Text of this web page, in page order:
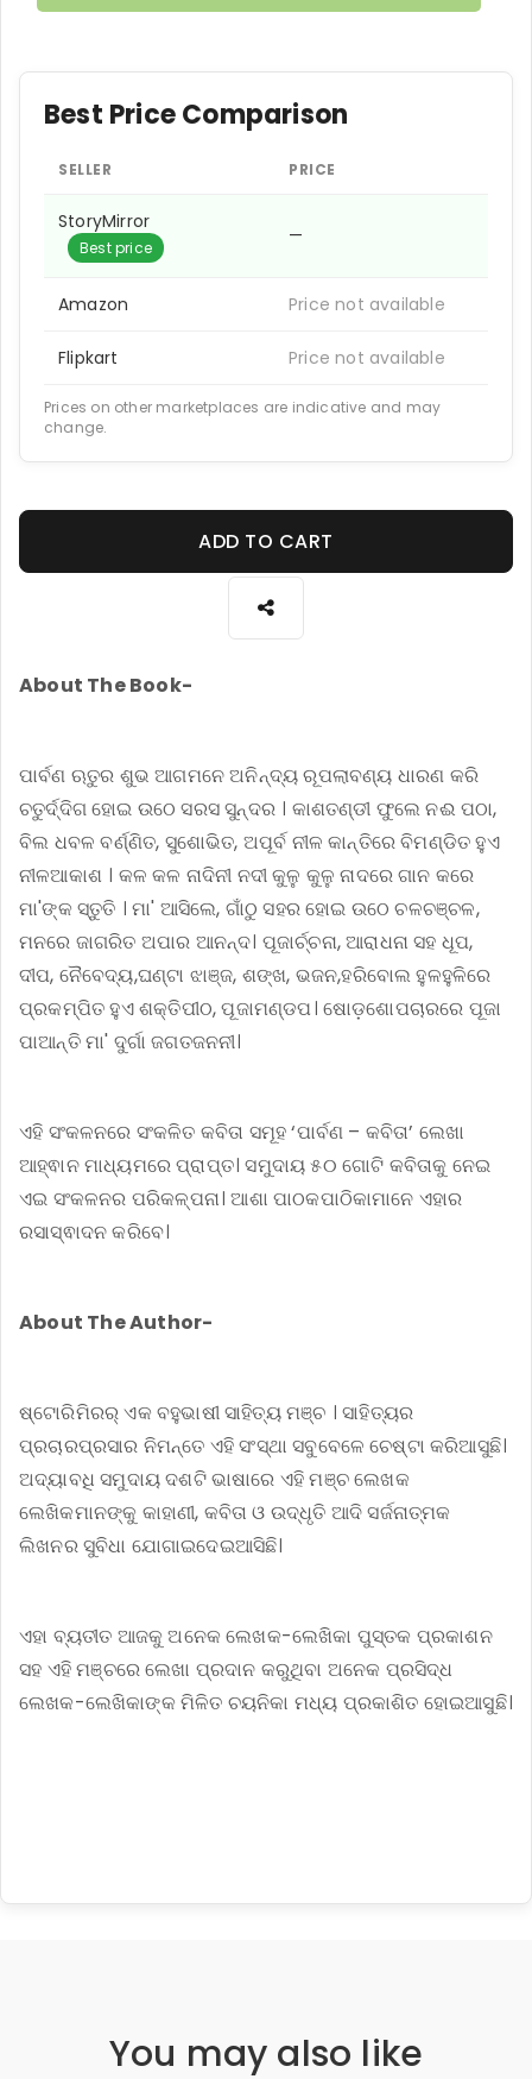
Best Price Comparison
SELLER PRICE
StoryMirror
Best price
—
Amazon Price not available
Flipkart Price not available
Prices on other marketplaces are indicative and may
change.
ADD TO CART
About The Book-
ପାର୍ବଣ ଋତୁର ଶୁଭ ଆଗମନେ ଅନିନ୍ଦ୍ୟ ରୂପଲାବଣ୍ୟ ଧାରଣ କରି
ଚତୁର୍ଦ୍ଦିଗ ହୋଇ ଉଠେ ସରସ ସୁନ୍ଦର । କାଶତଣ୍ଡୀ ଫୁଲେ ନଈ ପଠା,
ବିଲ ଧବଳ ବର୍ଣ୍ଣିତ, ସୁଶୋଭିତ, ଅପୂର୍ବ ନୀଳ କାନ୍ତିରେ ବିମଣ୍ଡିତ ହୁଏ
ନୀଳଆକାଶ । କଳ କଳ ନାଦିନୀ ନଦୀ କୁଳୁ କୁଳୁ ନାଦରେ ଗାନ କରେ
ମା'ଙ୍କ ସ୍ତୁତି । ମା' ଆସିଲେ, ଗାଁଠୁ ସହର ହୋଇ ଉଠେ ଚଳଚଞ୍ଚଳ,
ମନରେ ଜାଗରିତ ଅପାର ଆନନ୍ଦ। ପୂଜାର୍ଚ୍ଚନା, ଆରାଧନା ସହ ଧୂପ,
ଦୀପ, ନୈବେଦ୍ୟ,ଘଣ୍ଟା ଝାଞ୍ଜ, ଶଙ୍ଖ, ଭଜନ,ହରିବୋଲ ହୁଳହୁଳିରେ
ପ୍ରକମ୍ପିତ ହୁଏ ଶକ୍ତିପୀଠ, ପୂଜାମଣ୍ଡପ। ଷୋଡ଼ଶୋପଚାରରେ ପୂଜା
ପାଆନ୍ତି ମା' ଦୁର୍ଗା ଜଗତଜନନୀ।
ଏହି ସଂକଳନରେ ସଂକଳିତ କବିତା ସମୂହ ‘ପାର୍ବଣ – କବିତା’ ଲେଖା
ଆହ୍ଵାନ ମାଧ୍ୟମରେ ପ୍ରାପ୍ତ। ସମୁଦାୟ ୫୦ ଗୋଟି କବିତାକୁ ନେଇ
ଏଇ ସଂକଳନର ପରିକଳ୍ପନା। ଆଶା ପାଠକପାଠିକାମାନେ ଏହାର
ରସାସ୍ଵାଦନ କରିବେ।
About The Author-
ଷ୍ଟୋରିମିରର୍ ଏକ ବହୁଭାଷୀ ସାହିତ୍ୟ ମଞ୍ଚ । ସାହିତ୍ୟର
ପ୍ରଚାରପ୍ରସାର ନିମନ୍ତେ ଏହି ସଂସ୍ଥା ସବୁବେଳେ ଚେଷ୍ଟା କରିଆସୁଛି।
ଅଦ୍ୟାବଧି ସମୁଦାୟ ଦଶଟି ଭାଷାରେ ଏହି ମଞ୍ଚ ଲେଖକ
ଲେଖିକମାନଙ୍କୁ କାହାଣୀ, କବିତା ଓ ଉଦ୍ଧୃତି ଆଦି ସର୍ଜନାତ୍ମକ
ଲିଖନର ସୁବିଧା ଯୋଗାଇଦେଇଆସିଛି।
ଏହା ବ୍ୟତୀତ ଆଜକୁ ଅନେକ ଲେଖକ-ଲେଖିକା ପୁସ୍ତକ ପ୍ରକାଶନ
ସହ ଏହି ମଞ୍ଚରେ ଲେଖା ପ୍ରଦାନ କରୁଥିବା ଅନେକ ପ୍ରସିଦ୍ଧ
ଲେଖକ-ଲେଖିକାଙ୍କ ମିଳିତ ଚୟନିକା ମଧ୍ୟ ପ୍ରକାଶିତ ହୋଇଆସୁଛି।
You may also like